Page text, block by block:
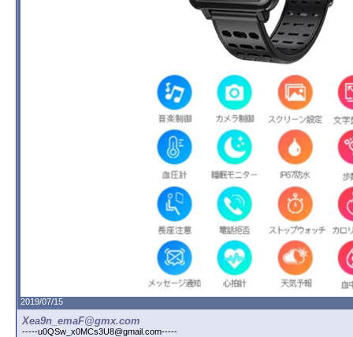
2019/07/15
Xea9n_emaF@gmx.com
-----u0QSw_x0MCs3U8@gmail.com-----